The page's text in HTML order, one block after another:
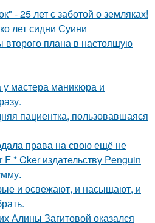
- 25 лет с заботой о земляках!
лет сидни Суини
второго плана в настоящую
мастера маникюра и
пациентка, пользовавшаяся
права на свою ещё не
* Cker издательству Penguin
и освежают, и насыщают, и
Алины Загитовой оказался